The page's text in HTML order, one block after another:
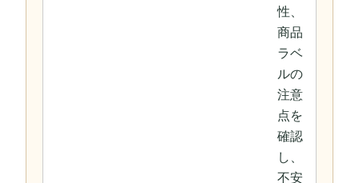
性、
商品
ラベ
ルの
注意
点を
確認
し、
不安